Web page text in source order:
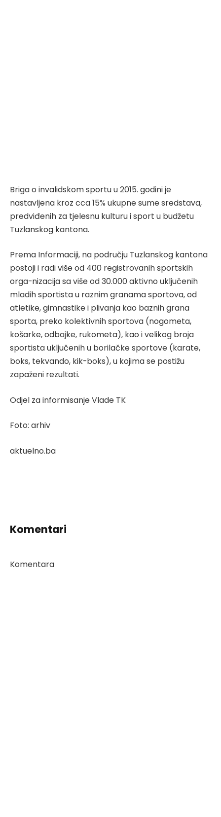
Briga o invalidskom sportu u 2015. godini je
nastavljena kroz cca 15% ukupne sume sredstava,
predviđenih za tjelesnu kulturu i sport u budžetu
Tuzlanskog kantona.
Prema Informaciji, na području Tuzlanskog kantona
postoji i radi više od 400 registrovanih sportskih
orga-nizacija sa više od 30.000 aktivno uključenih
mladih sportista u raznim granama sportova, od
atletike, gimnastike i plivanja kao baznih grana
sporta, preko kolektivnih sportova (nogometa,
košarke, odbojke, rukometa), kao i velikog broja
sportista uključenih u borilačke sportove (karate,
boks, tekvando, kik-boks), u kojima se postižu
zapaženi rezultati.
Odjel za informisanje Vlade TK
Foto: arhiv
aktuelno.ba
Komentari
Komentara